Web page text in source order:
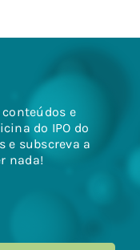
e
do IPO do
e subscreva a
nada!